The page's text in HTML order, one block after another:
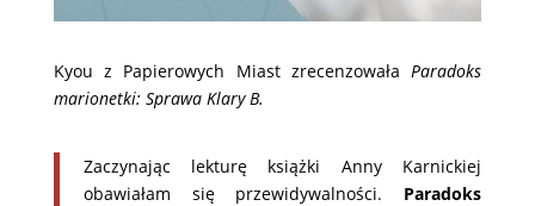
Kyou z Papierowych Miast zrecenzowałaParadoks
marionetki: Sprawa Klary B.
Zaczynając lekturę książki Anny Karnickiej
obawiałam się przewidywalności. Paradoks